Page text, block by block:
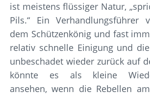
ist meistens flüssiger Natur,
Pils.“ Ein Verhandlungsführer
dem Schützenkönig und fast
relativ schnelle Einigung und
unbeschadet wieder zurück auf
könnte es als kleine
ansehen, wenn die Rebellen